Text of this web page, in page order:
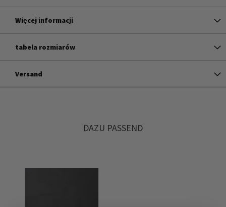
Więcej informacji
tabela rozmiarów
Versand
DAZU PASSEND